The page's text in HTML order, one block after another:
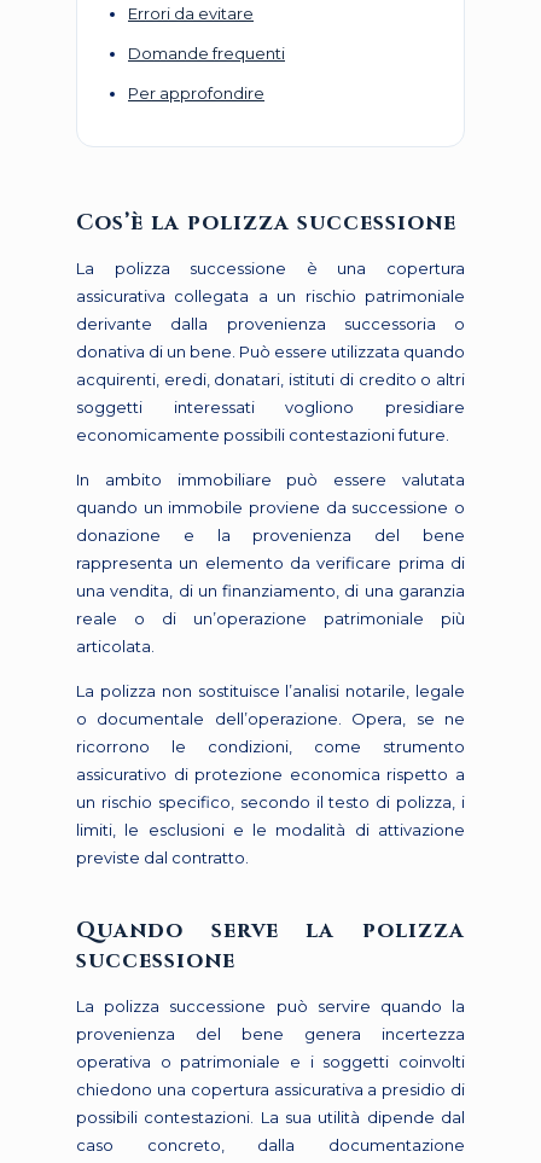
Errori da evitare
Domande frequenti
Per approfondire
Cos’è la polizza successione
La polizza successione è una copertura
assicurativa collegata a un rischio patrimoniale
derivante dalla provenienza successoria o
donativa di un bene. Può essere utilizzata quando
acquirenti, eredi, donatari, istituti di credito o altri
soggetti interessati vogliono presidiare
economicamente possibili contestazioni future.
In ambito immobiliare può essere valutata
quando un immobile proviene da successione o
donazione e la provenienza del bene
rappresenta un elemento da verificare prima di
una vendita, di un finanziamento, di una garanzia
reale o di un’operazione patrimoniale più
articolata.
La polizza non sostituisce l’analisi notarile, legale
o documentale dell’operazione. Opera, se ne
ricorrono le condizioni, come strumento
assicurativo di protezione economica rispetto a
un rischio specifico, secondo il testo di polizza, i
limiti, le esclusioni e le modalità di attivazione
previste dal contratto.
Quando serve la polizza
successione
La polizza successione può servire quando la
provenienza del bene genera incertezza
operativa o patrimoniale e i soggetti coinvolti
chiedono una copertura assicurativa a presidio di
possibili contestazioni. La sua utilità dipende dal
caso concreto, dalla documentazione